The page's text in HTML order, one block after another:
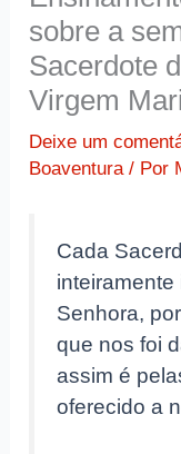
sobre a
Sacerdote
Virgem
Deixe um
Boaventura/ Por
Cada
Senhora,
que nos foi
assim é
oferecido a